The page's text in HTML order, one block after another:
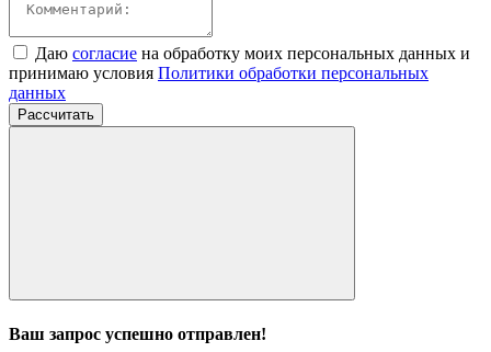
Даю согласие на обработку моих персональных данных и
принимаю условия Политики обработки персональных
данных
Рассчитать
Ваш запрос успешно отправлен!